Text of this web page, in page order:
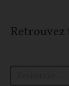
Retrouvez